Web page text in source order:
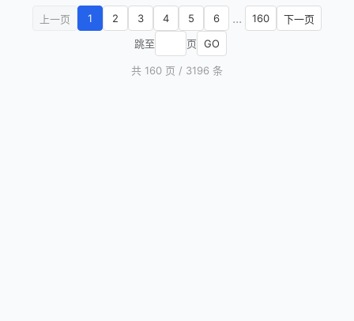
上一页 1 2 3 4 5 6 ... 160
下一页
跳至
页 GO
共 160 页 / 3196 条